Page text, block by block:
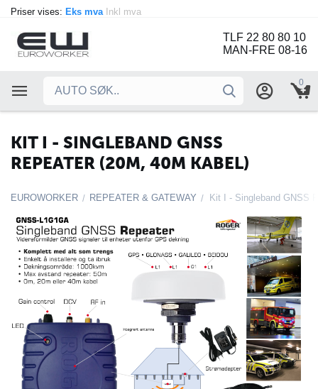
Priser vises: Eks mva Inkl mva
TLF 22 80 80 10
MAN-FRE 08-16
0
KIT I - SINGLEBAND GNSS
REPEATER (20M, 40M KABEL)
EUROWORKER / REPEATER & GATEWAY /